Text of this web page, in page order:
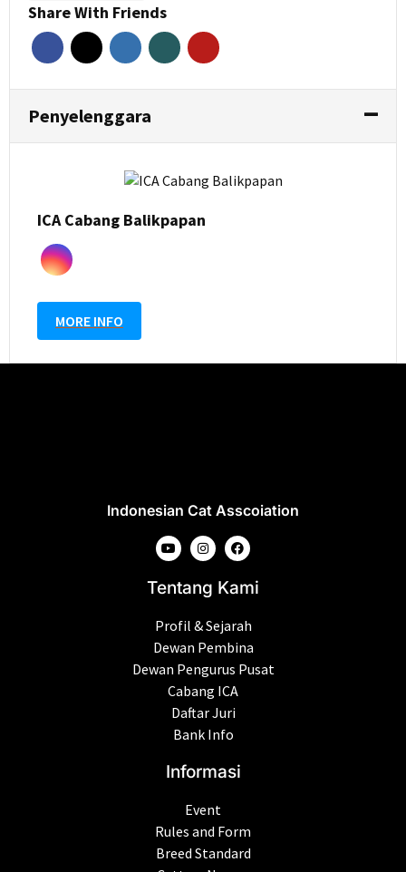
Share With Friends
Penyelenggara
ICA Cabang Balikpapan
MORE INFO
Indonesian Cat Asscoiation
Tentang Kami
Profil & Sejarah
Dewan Pembina
Dewan Pengurus Pusat
Cabang ICA
Daftar Juri
Bank Info
Informasi
Event
Rules and Form
Breed Standard